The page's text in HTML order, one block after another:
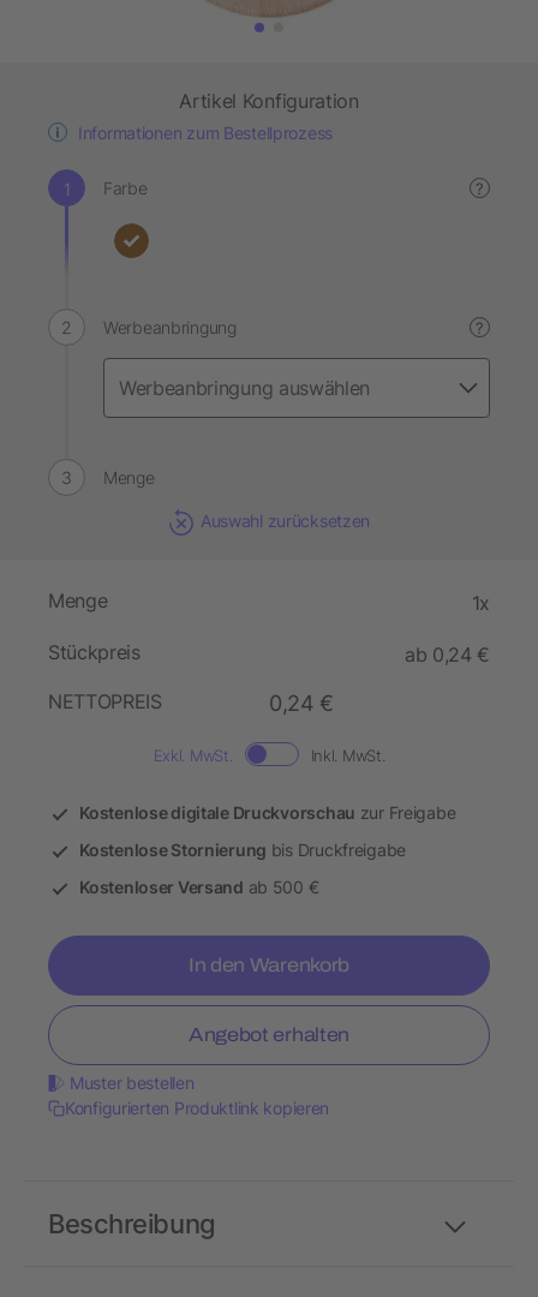
Artikel Konfiguration
Informationen zum Bestellprozess
Farbe ?
Werbeanbringung ?
Menge
Auswahl zurücksetzen
Menge 1x
Stückpreis
ab 0,24 €
NETTOPREIS
0,24 €
Exkl. MwSt. Inkl. MwSt.
Kostenlose digitale Druckvorschau zur Freigabe
Kostenlose Stornierung bis Druckfreigabe
Kostenloser Versand ab 500 €
In den Warenkorb
Angebot erhalten
Muster bestellen
Konfigurierten Produktlink kopieren
Beschreibung